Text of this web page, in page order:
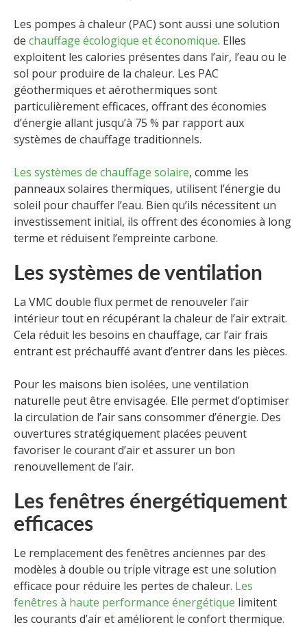
Les pompes à chaleur (PAC) sont aussi une solution
de chauffage écologique et économique. Elles
exploitent les calories présentes dans l’air, l’eau ou le
sol pour produire de la chaleur. Les PAC
géothermiques et aérothermiques sont
particulièrement efficaces, offrant des économies
d’énergie allant jusqu’à 75 % par rapport aux
systèmes de chauffage traditionnels.
Les systèmes de chauffage solaire, comme les
panneaux solaires thermiques, utilisent l’énergie du
soleil pour chauffer l’eau. Bien qu’ils nécessitent un
investissement initial, ils offrent des économies à long
terme et réduisent l’empreinte carbone.
Les systèmes de ventilation
La VMC double flux permet de renouveler l’air
intérieur tout en récupérant la chaleur de l’air extrait.
Cela réduit les besoins en chauffage, car l’air frais
entrant est préchauffé avant d’entrer dans les pièces.
Pour les maisons bien isolées, une ventilation
naturelle peut être envisagée. Elle permet d’optimiser
la circulation de l’air sans consommer d’énergie. Des
ouvertures stratégiquement placées peuvent
favoriser le courant d’air et assurer un bon
renouvellement de l’air.
Les fenêtres énergétiquement
efficaces
Le remplacement des fenêtres anciennes par des
modèles à double ou triple vitrage est une solution
efficace pour réduire les pertes de chaleur. Les
fenêtres à haute performance énergétique limitent
les courants d’air et améliorent le confort thermique.